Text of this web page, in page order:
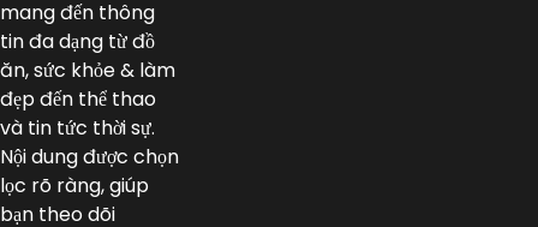
mang đến thông
tin đa dạng từ đồ
ăn, sức khỏe & làm
đẹp đến thể thao
và tin tức thời sự.
Nội dung được chọn
lọc rõ ràng, giúp
bạn theo dõi